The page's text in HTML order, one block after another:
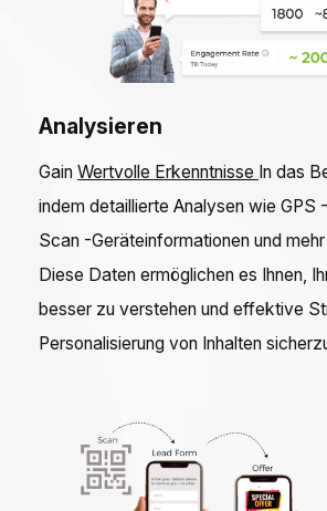
Analysieren
Gain Wertvolle Erkenntnisse In das
indem detaillierte Analysen wie GPS
Scan -Geräteinformationen und
Diese Daten ermöglichen es Ihnen,
besser zu verstehen und effektive
Personalisierung von Inhalten